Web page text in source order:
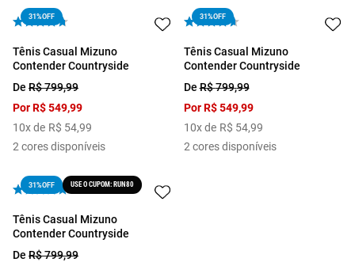
31%OFF
Tênis Casual Mizuno
Contender Countryside
De R$799,99
PorR$549,99
10x de R$ 54,99
2 cores disponíveis
31%OFF
Tênis Casual Mizuno
Contender Countryside
DeR$799,99
PorR$ 549,99
10x de R$ 54,99
2 cores disponíveis
31%OFF USE O CUPOM: RUN80
Tênis Casual Mizuno
Contender Countryside
De R$799,99